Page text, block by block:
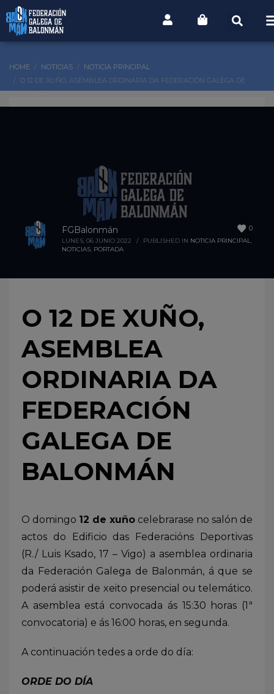
HOME NOTICIAS
NOTICIA PRINCIPAL
O 12 DE XUÑO, ASEMBLEA ORDINARIA DA FEDERACIÓN GALEGA DE
0
FGBalonmán
LUNES, 06 JUNIO 2022 / PUBLISHED IN NOTICIA PRINCIPAL,
NOTICIAS, PORTADA
O 12 DE XUÑO,
ASEMBLEA
ORDINARIA DA
FEDERACIÓN
GALEGA DE
BALONMÁN
O domingo 12 de xuño celebrarase no salón de
actos do Edificio das Federacións Deportivas
(R./ Luis Ksado, 17 – Vigo) a asemblea ordinaria
da Federación Galega de Balonmán, á que se
poderá asistir de xeito presencial ou telemático.
A asemblea está convocada ás 15:30 horas (1ª
convocatoria) e ás 16:00 horas, en segunda.
A continuación tedes a orde do día:
ORDE DO DÍA